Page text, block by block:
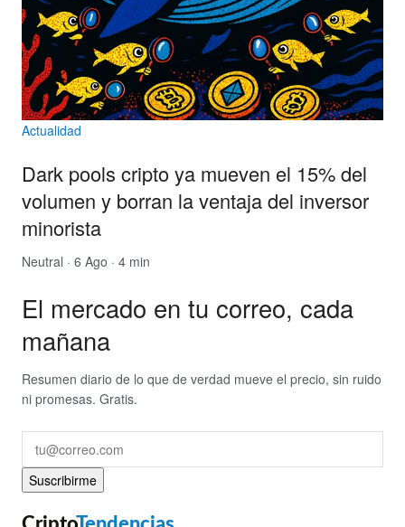
Actualidad
Dark pools cripto ya mueven el 15% del
volumen y borran la ventaja del inversor
minorista
Neutral · 6 Ago · 4 min
El mercado en tu correo, cada
mañana
Resumen diario de lo que de verdad mueve el precio, sin ruido
ni promesas. Gratis.
Suscribirme